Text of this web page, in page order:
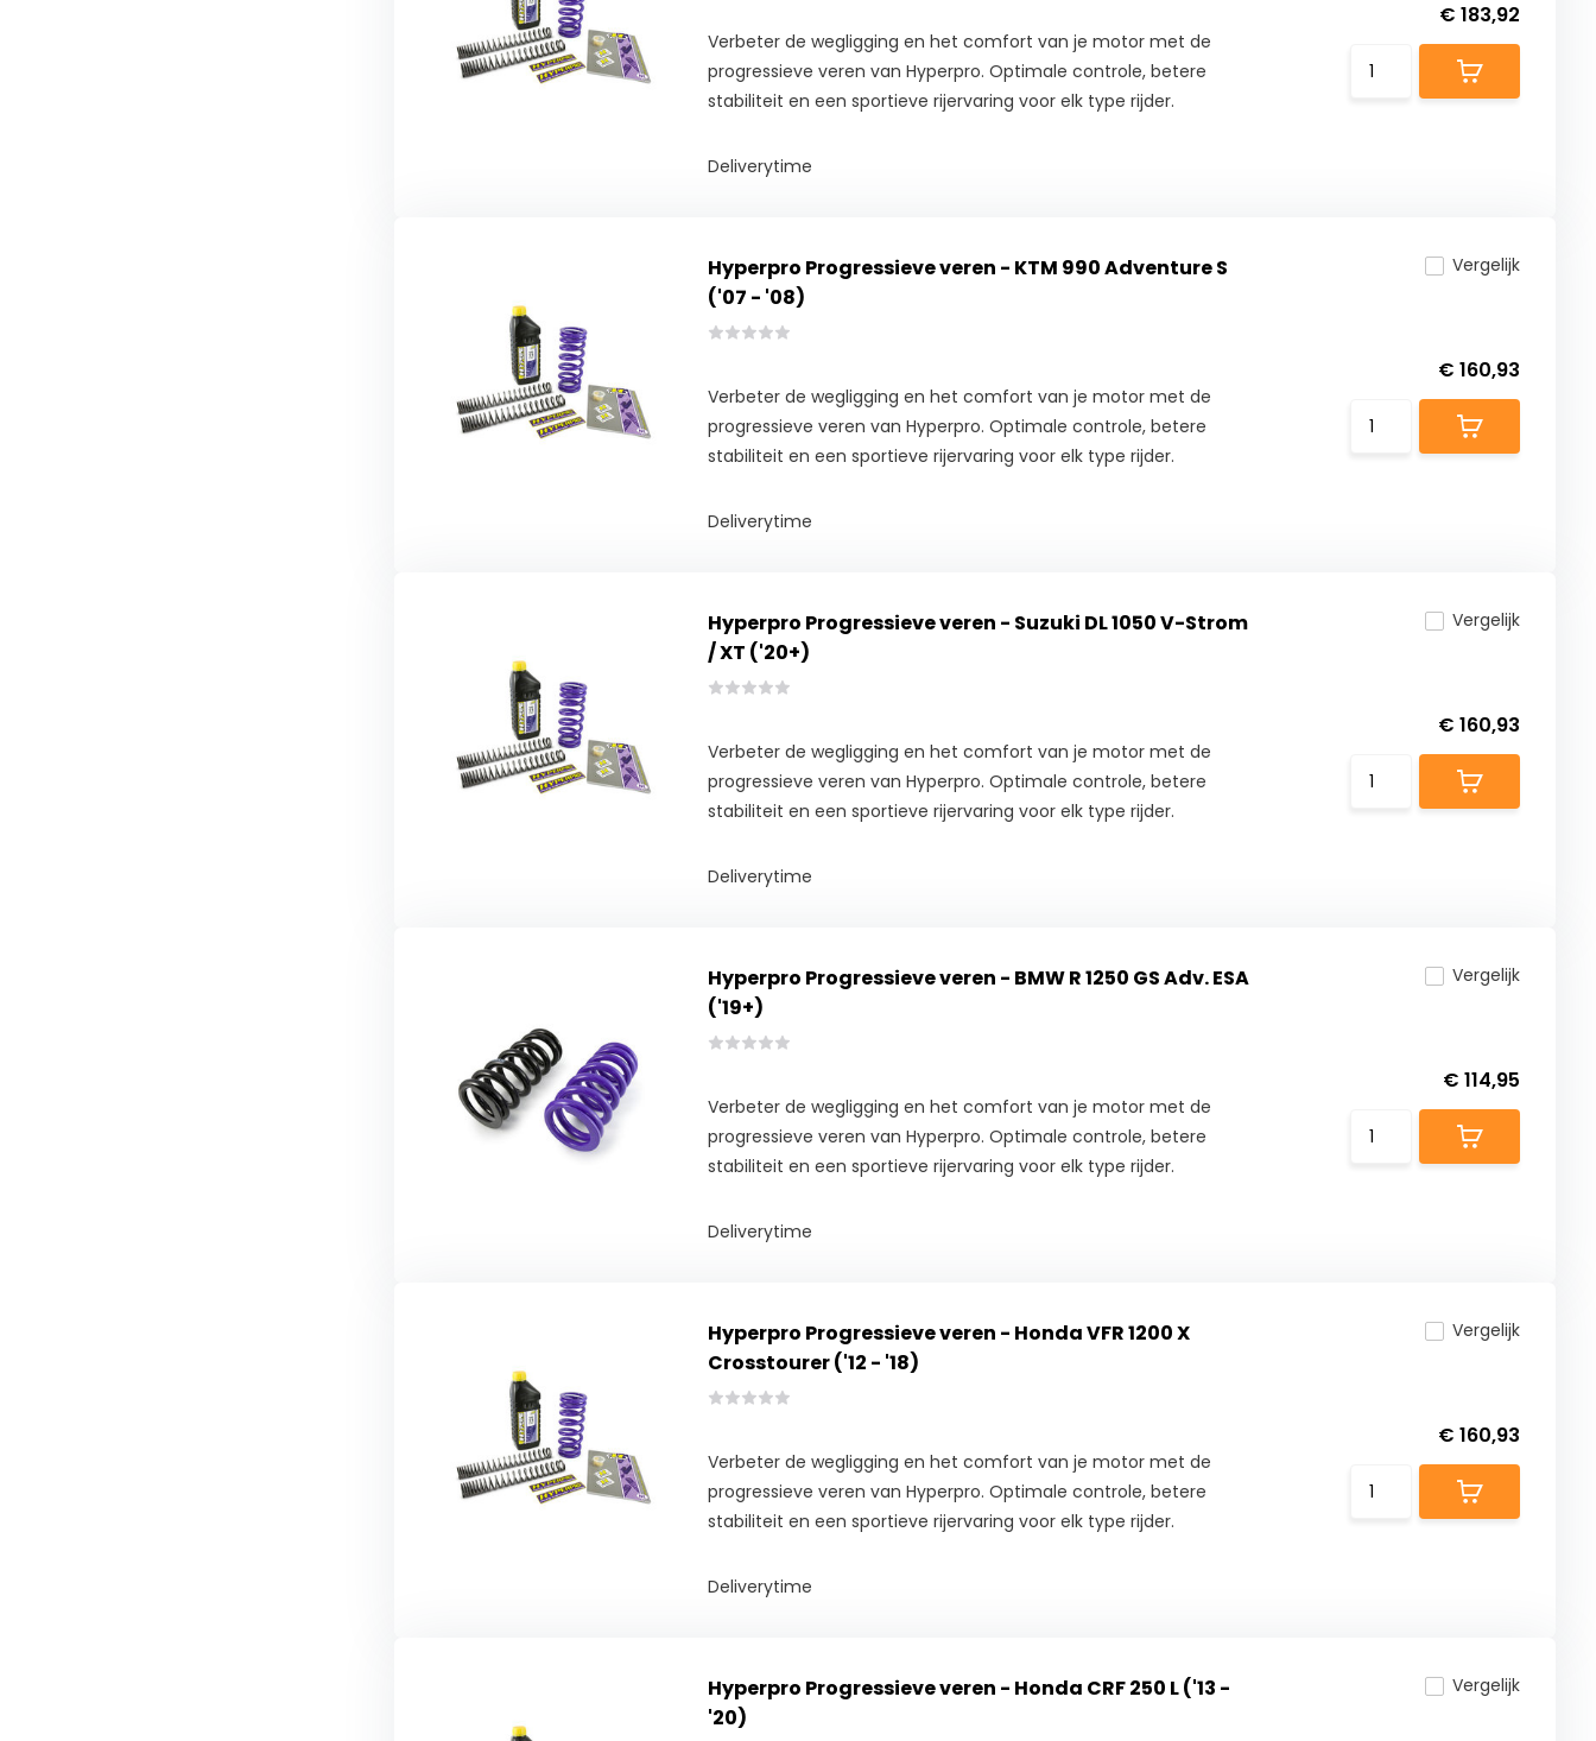
Verbeter de wegligging en het comfort van je motor met de
progressieve veren van Hyperpro. Optimale controle, betere
stabiliteit en een sportieve rijervaring voor elk type rijder.
Deliverytime
€ 183,92
Hyperpro Progressieve veren - KTM 990 Adventure S
('07 - '08)
Verbeter de wegligging en het comfort van je motor met de
progressieve veren van Hyperpro. Optimale controle, betere
stabiliteit en een sportieve rijervaring voor elk type rijder.
Deliverytime
Vergelijk
€ 160,93
Hyperpro Progressieve veren - Suzuki DL 1050 V-Strom
/ XT ('20+)
Verbeter de wegligging en het comfort van je motor met de
progressieve veren van Hyperpro. Optimale controle, betere
stabiliteit en een sportieve rijervaring voor elk type rijder.
Deliverytime
Vergelijk
€ 160,93
Hyperpro Progressieve veren - BMW R 1250 GS Adv. ESA
('19+)
Verbeter de wegligging en het comfort van je motor met de
progressieve veren van Hyperpro. Optimale controle, betere
stabiliteit en een sportieve rijervaring voor elk type rijder.
Deliverytime
Vergelijk
€ 114,95
Hyperpro Progressieve veren - Honda VFR 1200 X
Crosstourer ('12 - '18)
Verbeter de wegligging en het comfort van je motor met de
progressieve veren van Hyperpro. Optimale controle, betere
stabiliteit en een sportieve rijervaring voor elk type rijder.
Deliverytime
Vergelijk
€ 160,93
Hyperpro Progressieve veren - Honda CRF 250 L ('13 -
'20)
Vergelijk